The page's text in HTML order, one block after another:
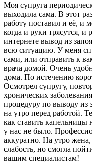
Моя супруга
выходила сама. В этот
работу поставил и её, и
когда и руки трясутся, и
интернете вывод из
всю ситуацию. У меня
сами, или отправить к
врача домой. Очень
дома. По истечению
Осмотрел супругу,
хронических
процедуру по выводу из
на утро перед работой.
как ставить капельницы
у нас не было.
аккуратно. На утро
слабость, но смогла
вашим специалистам!